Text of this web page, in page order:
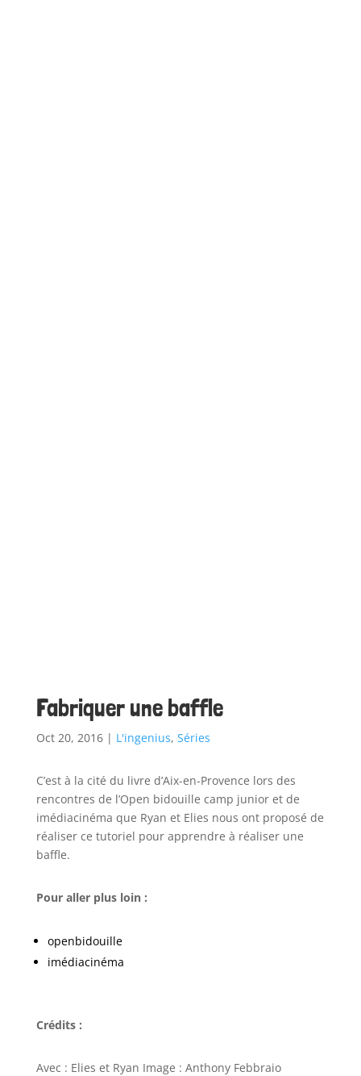
Fabriquer une baffle
Oct 20, 2016| L'ingenius, Séries
C’est à la cité du livre d’Aix-en-Provence lors des
rencontres de l’Open bidouille camp junior et de
imédiacinéma que Ryan et Elies nous ont proposé de
réaliser ce tutoriel pour apprendre à réaliser une
baffle.
Pour aller plus loin :
openbidouille
imédiacinéma
Crédits :
Avec : Elies et Ryan Image : Anthony Febbraio